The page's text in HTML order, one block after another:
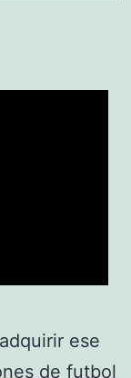
ese
de futbol